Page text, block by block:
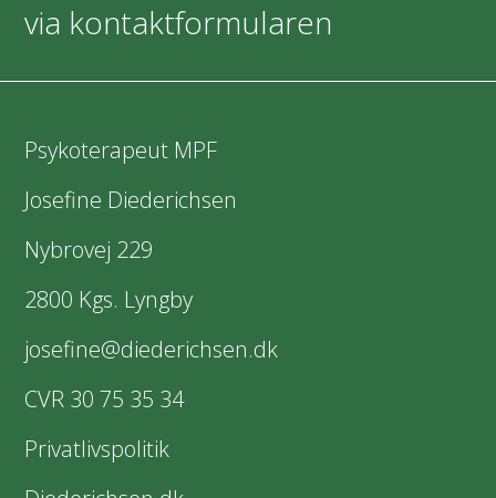
via kontaktformularen
Psykoterapeut MPF
Josefine Diederichsen
Nybrovej 229
2800 Kgs. Lyngby
josefine@diederichsen.dk
CVR 30 75 35 34
Privatlivspolitik